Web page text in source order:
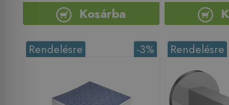
Kosárba
-3%
Rendelésre Rendelésre